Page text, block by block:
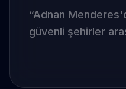
“Adnan Menderes
güvenli şehirler